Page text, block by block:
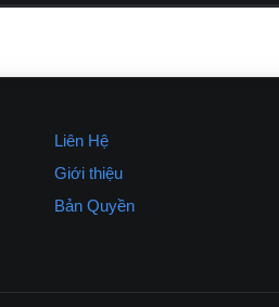
Liên Hệ
Giới thiệu
Bản Quyền